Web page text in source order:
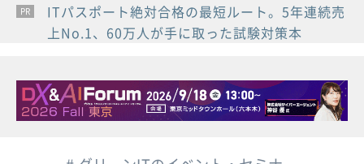
PR
PR
PR
ITパスポート絶対合格の最短ルート。5年連続売
上No.1、60万人が手に取った試験対策本